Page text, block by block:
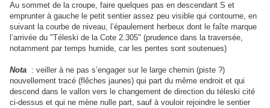
Au sommet de la croupe, faire quelques pas en descendant S et
emprunter à gauche le petit sentier assez peu visible qui contourne, en
suivant la courbe de niveau, l’épaulement herbeux dont le faîte marque
l’arrivée du "Téleski de la Cote 2.305" (prudence dans la traversée,
notamment par temps humide, car les pentes sont soutenues)
Nota : veiller à ne pas s’engager sur le large chemin (piste ?)
nouvellement tracé (flêches jaunes) qui part du même endroit et qui
descend dans le vallon vers le changement de direction du téleski cité
ci-dessus et qui ne mène nulle part, sauf à vouloir rejoindre le sentier